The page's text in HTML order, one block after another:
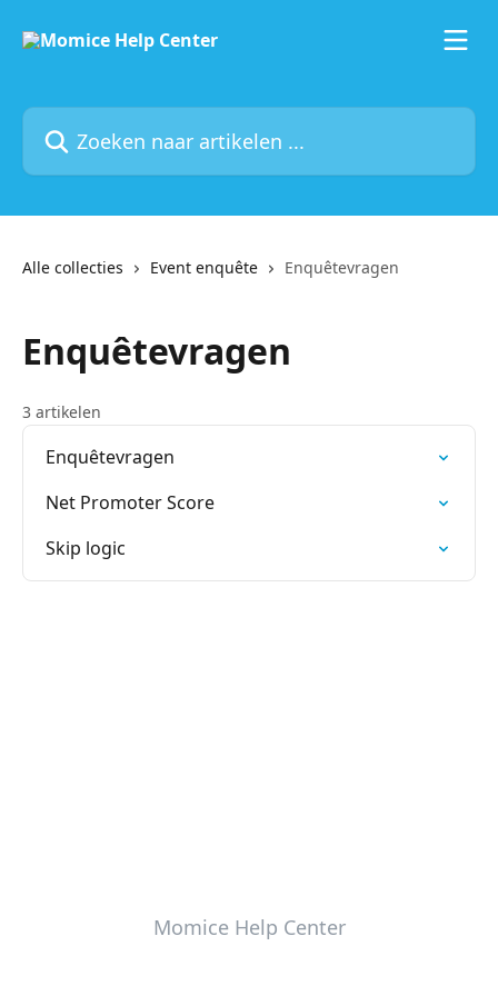
Zoeken naar artikelen ...
Alle collecties Event enquête Enquêtevragen
Enquêtevragen
3 artikelen
Enquêtevragen
Net Promoter Score
Skip logic
Momice Help Center